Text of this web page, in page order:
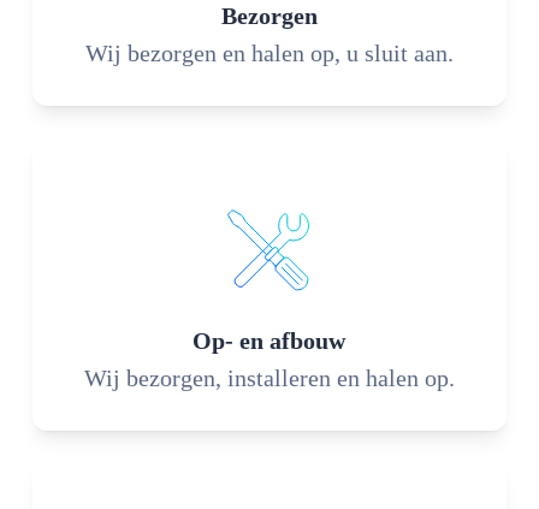
Bezorgen
Wij bezorgen en halen op, u sluit aan.
Op- en afbouw
Wij bezorgen, installeren en halen op.